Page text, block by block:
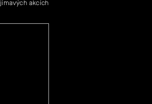
akcích